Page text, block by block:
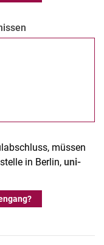
müssen
in Berlin, uni-